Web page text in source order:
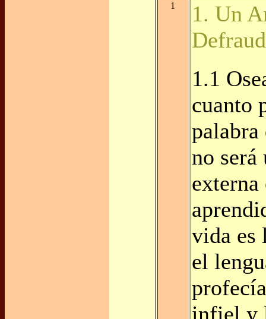
1
1. Un
1.1
cuanto
no será
vida es
el
infiel y